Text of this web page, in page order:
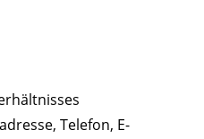
Telefon, E-